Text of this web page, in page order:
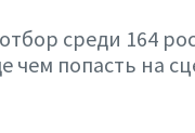
среди 164
чем попасть на